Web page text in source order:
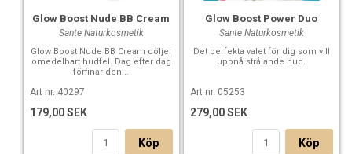
Glow Boost Nude BB Cream
Sante Naturkosmetik
Glow Boost Nude BB Cream döljer
omedelbart hudfel. Dag efter dag
förfinar den...
Art nr. 40297
179,00 SEK
Köp
Glow Boost Power Duo
Sante Naturkosmetik
Det perfekta valet för dig som vill
uppnå strålande hud.
Art nr. 05253
279,00 SEK
Köp